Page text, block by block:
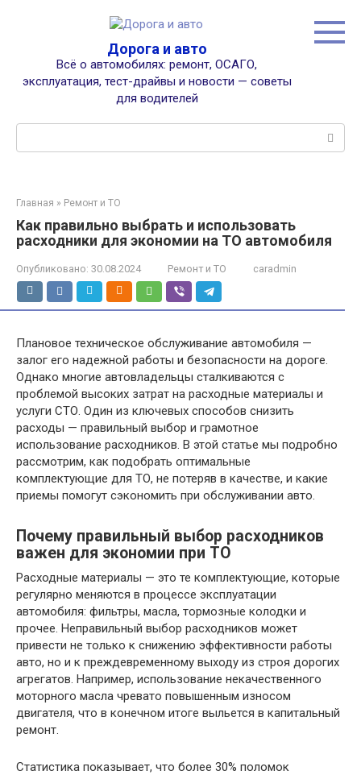
Дорога и авто
Всё о автомобилях: ремонт, ОСАГО,
эксплуатация, тест-драйвы и новости — советы
для водителей
Главная » Ремонт и ТО
Как правильно выбрать и использовать
расходники для экономии на ТО автомобиля
Опубликовано: 30.08.2024 Ремонт и ТО caradmin
Плановое техническое обслуживание автомобиля —
залог его надежной работы и безопасности на дороге.
Однако многие автовладельцы сталкиваются с
проблемой высоких затрат на расходные материалы и
услуги СТО. Один из ключевых способов снизить
расходы — правильный выбор и грамотное
использование расходников. В этой статье мы подробно
рассмотрим, как подобрать оптимальные
комплектующие для ТО, не потеряв в качестве, и какие
приемы помогут сэкономить при обслуживании авто.
Почему правильный выбор расходников
важен для экономии при ТО
Расходные материалы — это те комплектующие, которые
регулярно меняются в процессе эксплуатации
автомобиля: фильтры, масла, тормозные колодки и
прочее. Неправильный выбор расходников может
привести не только к снижению эффективности работы
авто, но и к преждевременному выходу из строя дорогих
агрегатов. Например, использование некачественного
моторного масла чревато повышенным износом
двигателя, что в конечном итоге выльется в капитальный
ремонт.
Статистика показывает, что более 30% поломок